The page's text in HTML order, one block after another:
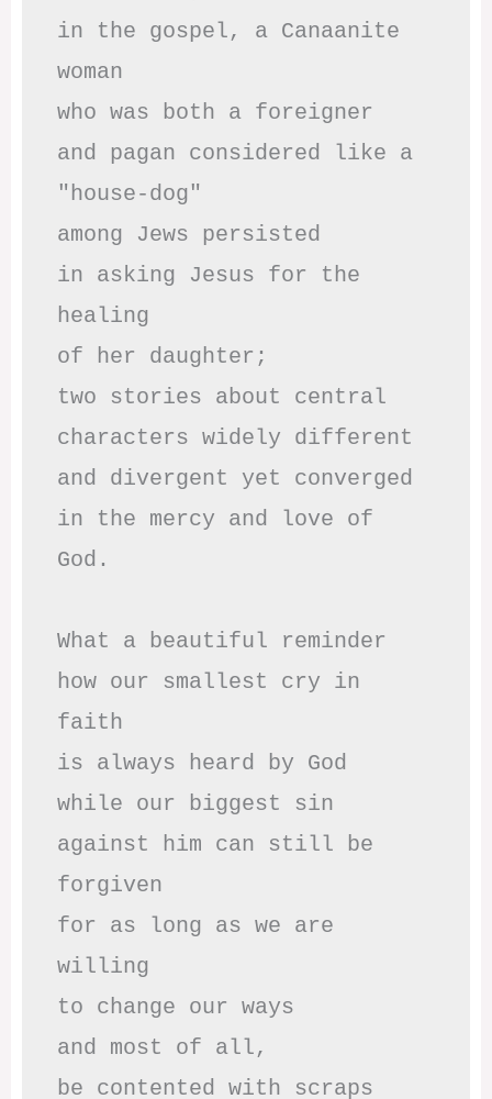
in the gospel, a Canaanite
woman
who was both a foreigner
and pagan considered like a
"house-dog"
among Jews persisted
in asking Jesus for the
healing
of her daughter;
two stories about central
characters widely different
and divergent yet converged
in the mercy and love of
God.
What a beautiful reminder
how our smallest cry in
faith
is always heard by God
while our biggest sin
against him can still be
forgiven
for as long as we are
willing
to change our ways
and most of all,
be contented with scraps